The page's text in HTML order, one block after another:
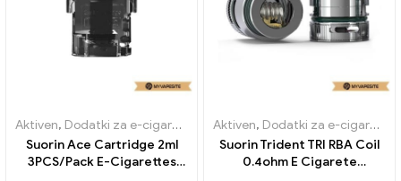
Aktiven, Dodatki za e-cigarete
Uparjalnik
Suorin Ace Cartridge 2ml
3PCS/Pack E-Cigarettes
Aktiven, Dodatki za e-cigarete
Suorin Trident TRI RBA Coil
0.4ohm E Cigarete